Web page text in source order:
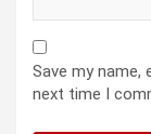
Save my name,
next time I